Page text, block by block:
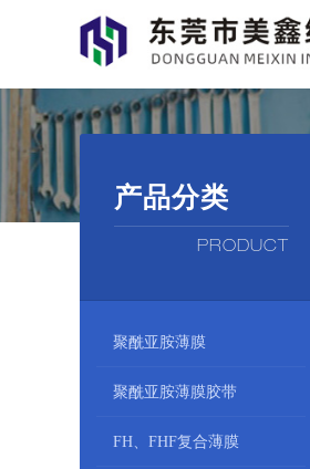
产品分类
PRODUCT
聚酰亚胺薄膜
聚酰亚胺薄膜胶带
FH、FHF复合薄膜